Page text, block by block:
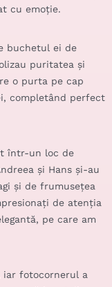
cu emoție.
buchetul ei de
puritatea și
o purta pe cap
completând perfect
într-un loc de
și Hans și-au
și de frumusețea
de atenția
pe care am
iar fotocornerul a